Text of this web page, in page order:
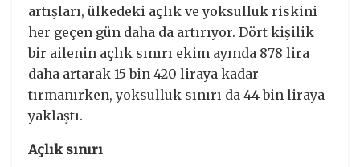
artışları, ülkedeki açlık ve yoksulluk riskini
her geçen gün daha da artırıyor. Dört kişilik
bir ailenin açlık sınırı ekim ayında 878 lira
daha artarak 15 bin 420 liraya kadar
tırmanırken, yoksulluk sınırı da 44 bin liraya
yaklaştı.
Açlık sınırı